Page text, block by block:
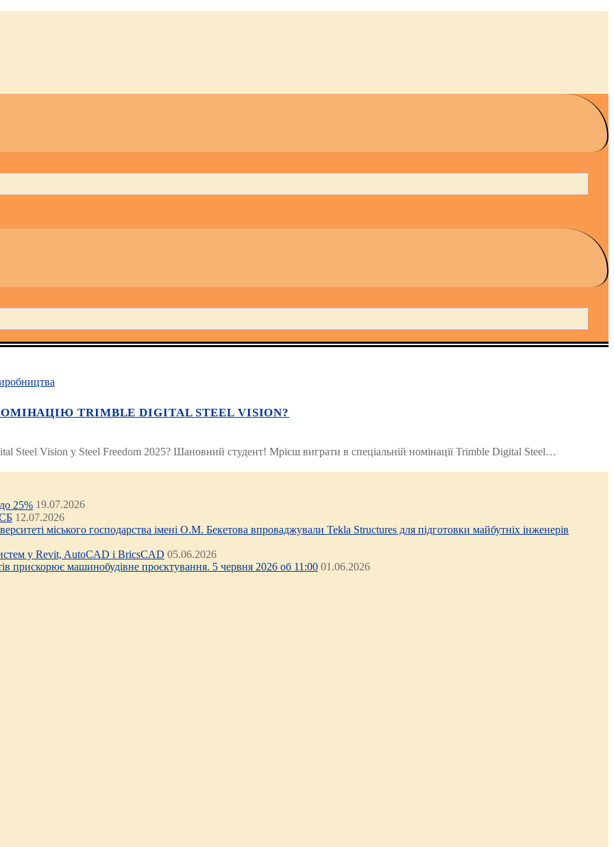
TRIMBLE DIGITAL STEEL VISION?
Steel Vision у Steel Freedom 2025? Шановний студент! Мрієш виграти в спеціальній номінації Trimble Digital Steel…
25% 19.07.2026
12.07.2026
міського господарства імені О.М. Бекетова впроваджували Tekla Structures для підготовки майбутніх інженерів
у Revit, AutoCAD і BricsCAD 05.06.2026
прискорює машинобудівне проєктування. 5 червня 2026 об 11:00 01.06.2026